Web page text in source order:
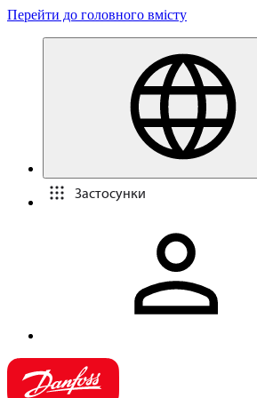
Перейти до головного вмісту
Застосунки